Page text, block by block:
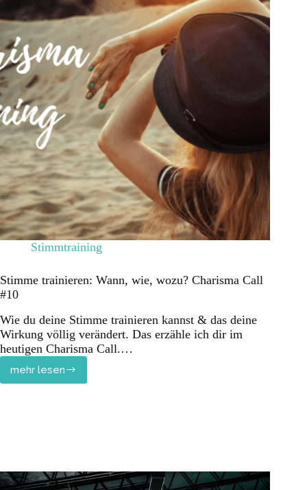
Stimmtraining
Stimme trainieren: Wann, wie, wozu? Charisma Call
#10
Wie du deine Stimme trainieren kannst & das deine
Wirkung völlig verändert. Das erzähle ich dir im
heutigen Charisma Call.…
mehr lesen